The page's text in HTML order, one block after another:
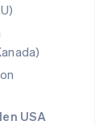
USA